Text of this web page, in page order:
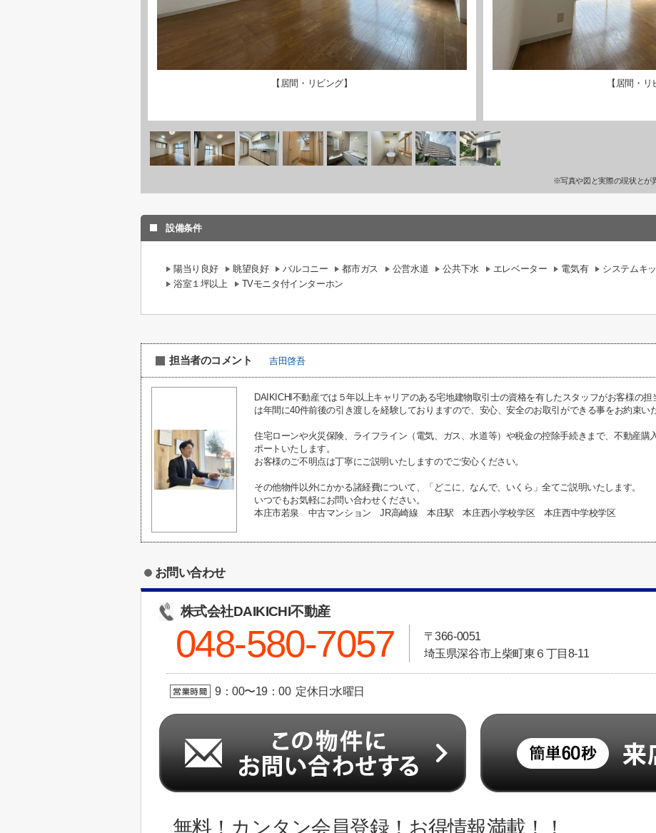
【居間・リビング】 【居間・リ
※写真や図と実際の現状とが
設備条件
陽当り良好 眺望良好 バルコニー 都市ガス 公営水道 公共下水 エレベーター 電気有 システムキ
浴室１坪以上
TVモニタ付インターホン
担当者のコメント 吉田啓吾
DAIKICHI不動産では５年以上キャリアのある宅地建物取引士の資格を有したスタッフがお客様の
は年間に40件前後の引き渡しを経験しておりますので、安心、安全のお取引ができる事をお約束い
住宅ローンや火災保険、ライフライン（電気、ガス、水道等）や税金の控除手続きまで、不動産購
ポートいたします。
お客様のご不明点は丁寧にご説明いたしますのでご安心ください。
その他物件以外にかかる諸経費について、「どこに、なんで、いくら」全てご説明いたします。
いつでもお気軽にお問い合わせください。
本庄市若泉 中古マンション JR高崎線 本庄駅 本庄西小学校学区 本庄西中学校学区
お問い合わせ
株式会社DAIKICHI不動産
048-580-7057
〒366-0051
埼玉県深谷市上柴町東６丁目8-11
9：00〜19：00 定休日:水曜日
無料！カンタン会員登録！お得情報満載！！